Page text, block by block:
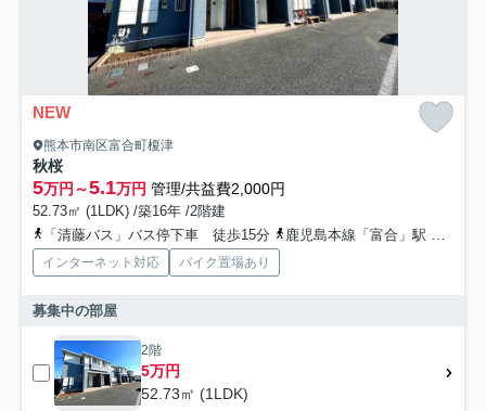
NEW
熊本市南区富合町榎津
秋桜
5万円～5.1万円 管理/共益費2,000円
52.73㎡ (1LDK) /築16年 /2階建
「清藤バス」バス停下車 徒歩15分
鹿児島本線「富合」駅 徒歩16分
インターネット対応 バイク置場あり
募集中の部屋
2階
5万円
52.73㎡ (1LDK)